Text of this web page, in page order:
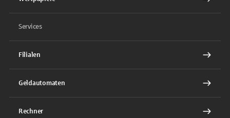
Services
Filialen
Geldautomaten
Rechner